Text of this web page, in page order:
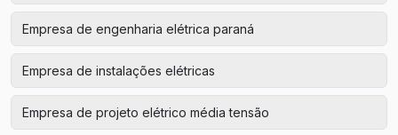
Empresa de engenharia elétrica paraná
Empresa de instalações elétricas
Empresa de projeto elétrico média tensão